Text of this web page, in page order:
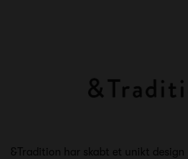
&Tradition har skabt et unikt design